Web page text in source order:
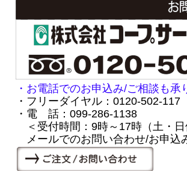
・お電話でのお申込み/ご相談も承
・フリーダイヤル：0120-502-117
・電 話：099-286-1138
＜受付時間：9時～17時（土・日
メールでのお問い合わせ/お申込